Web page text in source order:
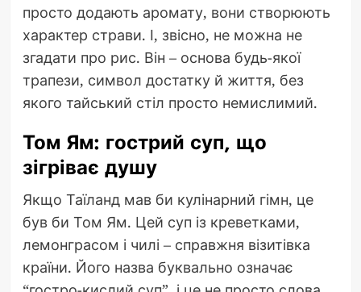
просто додають аромату, вони створюють
характер страви. І, звісно, не можна не
згадати про рис. Він – основа будь-якої
трапези, символ достатку й життя, без
якого тайський стіл просто немислимий.
Том Ям: гострий суп, що
зігріває душу
Якщо Таїланд мав би кулінарний гімн, це
був би Том Ям. Цей суп із креветками,
лемонграсом і чилі – справжня візитівка
країни. Його назва буквально означає